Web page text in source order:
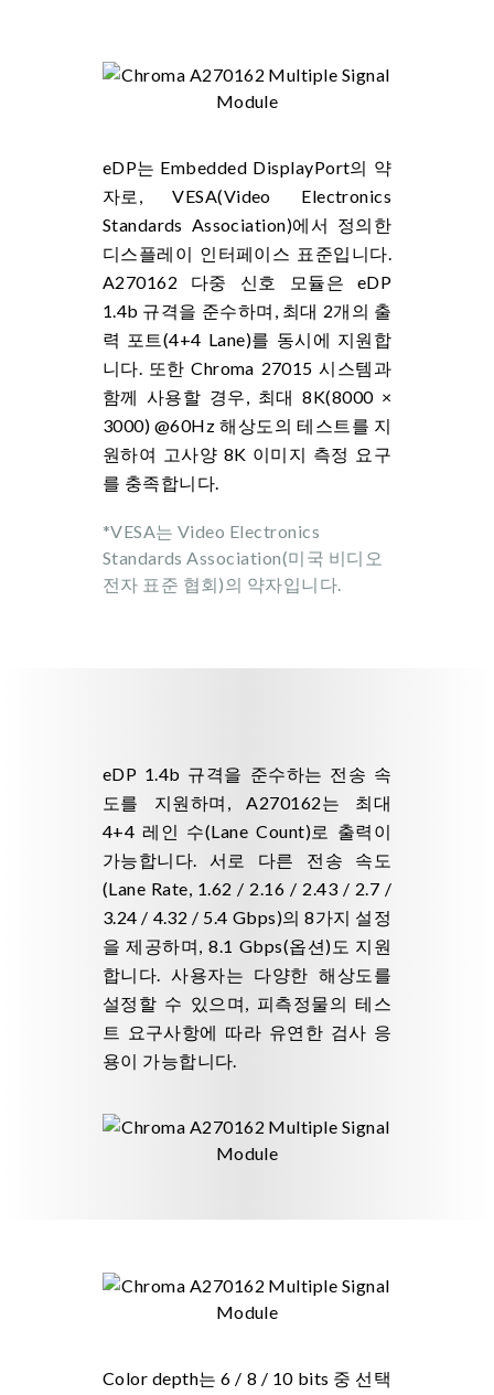
eDP는 Embedded DisplayPort의 약
자로, VESA(Video Electronics
Standards Association)에서 정의한
디스플레이 인터페이스 표준입니다.
A270162 다중 신호 모듈은 eDP
1.4b 규격을 준수하며, 최대 2개의 출
력 포트(4+4 Lane)를 동시에 지원합
니다. 또한 Chroma 27015 시스템과
함께 사용할 경우, 최대 8K(8000 ×
3000) @60Hz 해상도의 테스트를 지
원하여 고사양 8K 이미지 측정 요구
를 충족합니다.
*VESA는 Video Electronics
Standards Association(미국 비디오
전자 표준 협회)의 약자입니다.
eDP 1.4b 규격을 준수하는 전송 속
도를 지원하며, A270162는 최대
4+4 레인 수(Lane Count)로 출력이
가능합니다. 서로 다른 전송 속도
(Lane Rate, 1.62 / 2.16 / 2.43 / 2.7 /
3.24 / 4.32 / 5.4 Gbps)의 8가지 설정
을 제공하며, 8.1 Gbps(옵션)도 지원
합니다. 사용자는 다양한 해상도를
설정할 수 있으며, 피측정물의 테스
트 요구사항에 따라 유연한 검사 응
용이 가능합니다.
Color depth는 6 / 8 / 10 bits 중 선택